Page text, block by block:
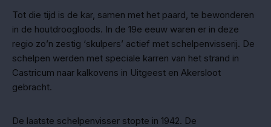
Tot die tijd is de kar, samen met het paard, te bewonderen
in de houtdroogloods. In de 19e eeuw waren er in deze
regio zo’n zestig ‘skulpers’ actief met schelpenvisserij. De
schelpen werden met speciale karren van het strand in
Castricum naar kalkovens in Uitgeest en Akersloot
gebracht.
De laatste schelpenvisser stopte in 1942. De